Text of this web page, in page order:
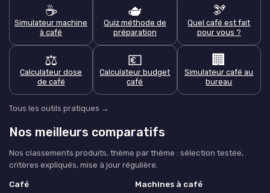
☕
Simulateur machine
à café
🫖
Quiz méthode de
préparation
🫘
Quel café est fait
pour vous ?
⚖️
Calculateur dose
de café
💶
Calculateur budget
café
🏢
Simulateur café au
bureau
Tous les outils pratiques →
Nos meilleurs comparatifs
Nos classements produits, thème par thème : sélection testée,
critères expliqués, mise à jour régulière.
Café
Machines à café